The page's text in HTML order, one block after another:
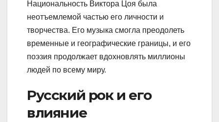
Национальность Виктора Цоя была
неотъемлемой частью его личности и
творчества. Его музыка смогла преодолеть
временные и географические границы, и его
поэзия продолжает вдохновлять миллионы
людей по всему миру.
Русский рок и его
влияние